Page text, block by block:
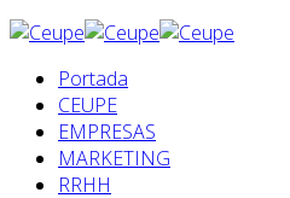
Portada
CEUPE
EMPRESAS
MARKETING
RRHH